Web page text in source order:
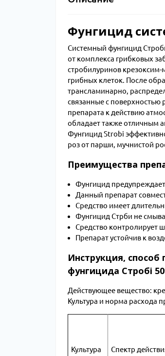
Фунгицид
Системный фунгицид
от комплекса грибковых
стробилуринов
грибных клеток. После
трансламинарно,
связанные с поверхностью
препарата к действию
обладает также отличным
Фунгицид Strobi
роз от парши, мучнистой
Преимущества
Фунгицид
Данный препарат
Средство имеет
Фунгицид Стрби не
Средство контролирует
Препарат устойчив к
Инструкция, способ
фунгицида Стробі
Действующее вещество:
Культура и норма расхода
Культура Спектр